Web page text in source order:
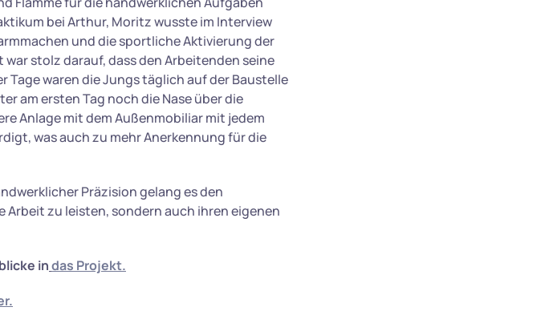
bei Arthur, Moritz wusste im Interview
und die sportliche Aktivierung der
stolz darauf, dass den Arbeitenden seine
waren die Jungs täglich auf der Baustelle
am ersten Tag noch die Nase über die
Anlage mit dem Außenmobiliar mit jedem
was auch zu mehr Anerkennung für die
Präzision gelang es den
zu leisten, sondern auch ihren eigenen
indas Projekt.